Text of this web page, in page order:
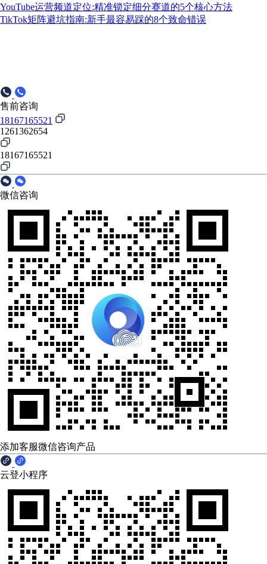
YouTube运营频道定位:精准锁定细分赛道的5个核心方法
TikTok矩阵避坑指南:新手最容易踩的8个致命错误
售前咨询
18167165521
1261362654
18167165521
微信咨询
添加客服微信咨询产品
云登小程序